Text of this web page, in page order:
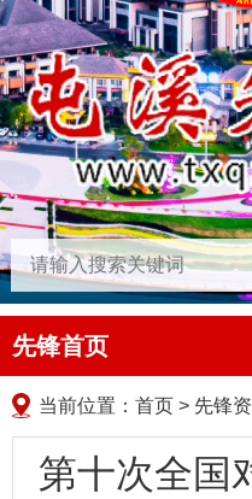
先锋首页
当前位置： 首页 > 先锋
第十次全国